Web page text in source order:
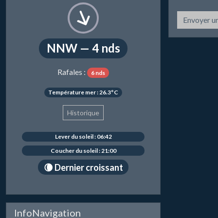
NNW — 4 nds
Rafales : 6 nds
Température mer : 26.3°C
Historique
Lever du soleil : 06:42
Coucher du soleil : 21:00
🌘 Dernier croissant
InfoNavigation
Envoyer